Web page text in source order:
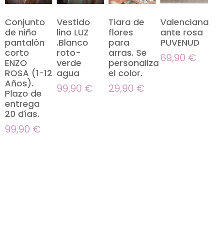
Conjunto
de niño
pantalón
corto
ENZO
ROSA (1-12
Años).
Plazo de
entrega
20 días.
99,90 €
Valenciana
ante rosa
PUVENUD
69,90 €
Vestido
lino LUZ
.Blanco
roto-
verde
agua
99,90 €
Tiara de
flores
para
arras. Se
personaliza
el color.
29,90 €